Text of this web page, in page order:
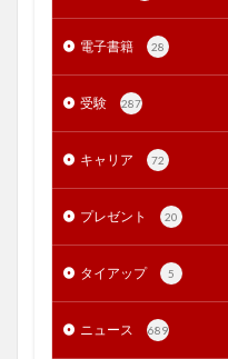
電子書籍 28
受験 287
キャリア 72
プレゼント 20
タイアップ 5
ニュース 689